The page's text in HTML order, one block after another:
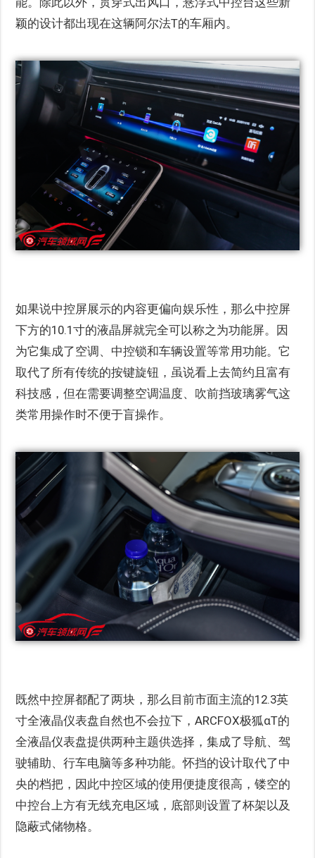
颖的设计都出现在这辆阿尔法T的车厢内。
如果说中控屏展示的内容更偏向娱乐性，那么中控屏
下方的10.1寸的液晶屏就完全可以称之为功能屏。因
为它集成了空调、中控锁和车辆设置等常用功能。它
取代了所有传统的按键旋钮，虽说看上去简约且富有
科技感，但在需要调整空调温度、吹前挡玻璃雾气这
类常用操作时不便于盲操作。
既然中控屏都配了两块，那么目前市面主流的12.3英
寸全液晶仪表盘自然也不会拉下，ARCFOX极狐αT的
全液晶仪表盘提供两种主题供选择，集成了导航、驾
驶辅助、行车电脑等多种功能。怀挡的设计取代了中
央的档把，因此中控区域的使用便捷度很高，镂空的
中控台上方有无线充电区域，底部则设置了杯架以及
隐蔽式储物格。